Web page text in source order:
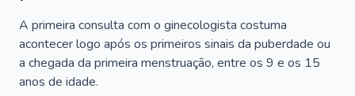
A primeira consulta com o ginecologista costuma
acontecer logo após os primeiros sinais da puberdade ou
a chegada da primeira menstruação, entre os 9 e os 15
anos de idade.